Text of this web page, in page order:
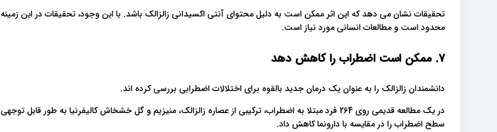
تحقیقات نشان می دهد که این اثر ممکن است به دلیل محتوای آنتی اکسیدانی زالزالک باشد. با این وجود، تحقیقات در این زمینه
محدود است و مطالعات انسانی مورد نیاز است.
7. ممکن است اضطراب را کاهش دهد
دانشمندان زالزالک را به عنوان یک درمان جدید بالقوه برای اختلالات اضطرابی بررسی کرده اند.
در یک مطالعه قدیمی روی 264 فرد مبتلا به اضطراب، ترکیبی از عصاره زالزالک، منیزیم و گل خشخاش کالیفرنیا به طور قابل توجهی
سطح اضطراب را در مقایسه با دارونما کاهش داد.